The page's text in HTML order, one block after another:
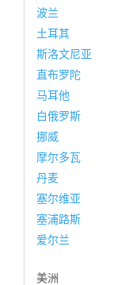
波兰
土耳其
斯洛文尼亚
直布罗陀
马耳他
白俄罗斯
挪威
摩尔多瓦
丹麦
塞尔维亚
塞浦路斯
爱尔兰
美洲